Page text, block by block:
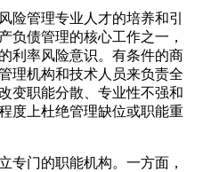
管理专业人才的培养和引
负债管理的核心工作之一，
利率风险意识。有条件的商
理机构和技术人员来负责全
变职能分散、专业性不强和
度上杜绝管理缺位或职能重
门的职能机构。一方面，